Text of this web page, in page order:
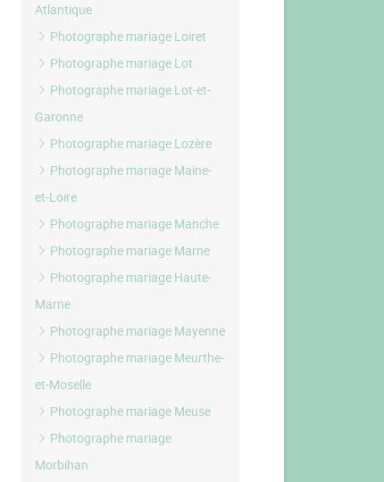
Atlantique
Photographe mariage Loiret
Photographe mariage Lot
Photographe mariage Lot-et-
Garonne
Photographe mariage Lozère
Photographe mariage Maine-
et-Loire
Photographe mariage Manche
Photographe mariage Marne
Photographe mariage Haute-
Marne
Photographe mariage Mayenne
Photographe mariage Meurthe-
et-Moselle
Photographe mariage Meuse
Photographe mariage
Morbihan